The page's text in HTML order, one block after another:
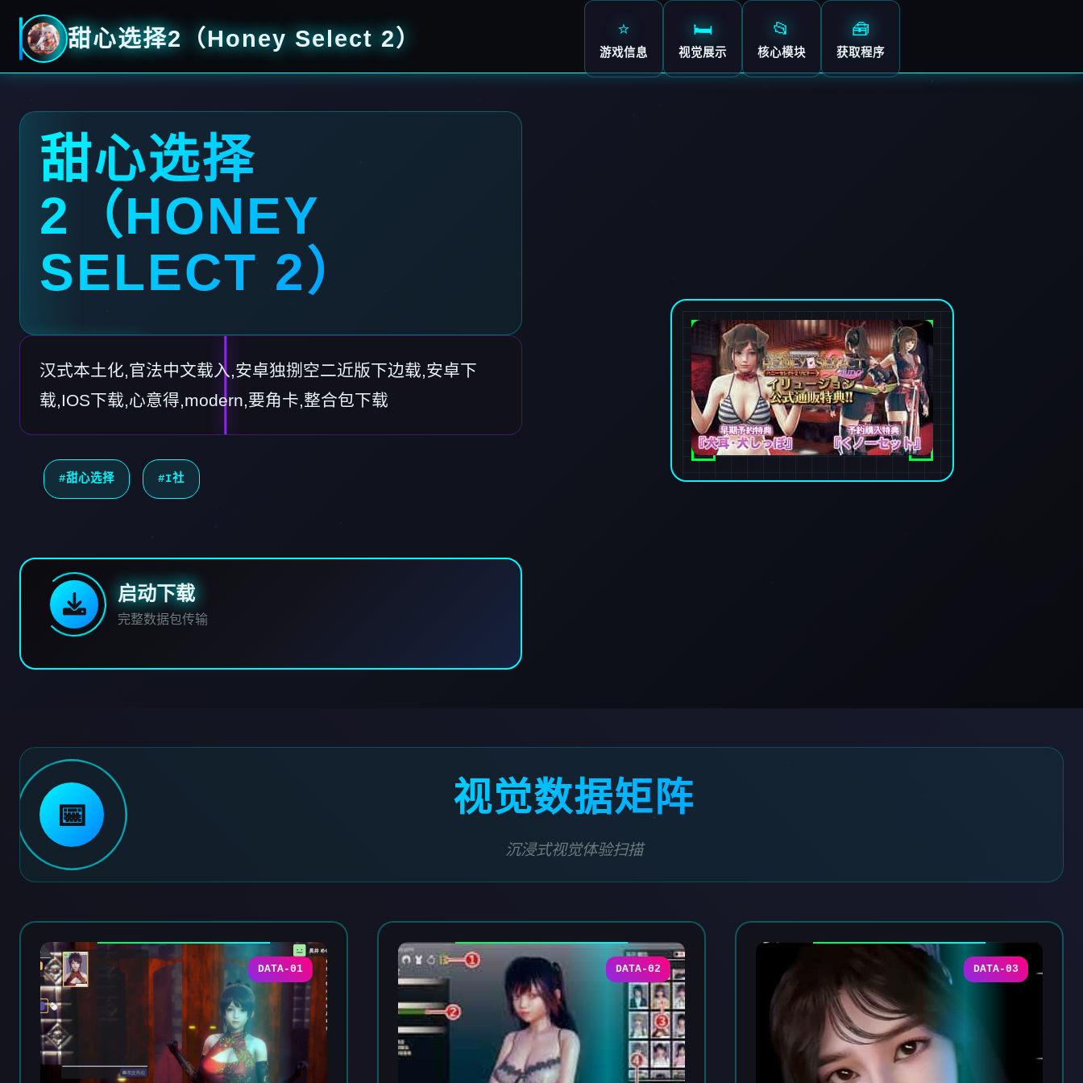
甜心选择2（Honey Select 2） ⭐
游戏信息
🛏️
视觉展示
📂
核心模块
🧰
获取程序
甜心选择
2（HONEY
SELECT 2）
汉式本土化,官法中文载入,安卓独捌空二近版下边载,安卓下
载,IOS下载,心意得,modern,要角卡,整合包下载
#甜心选择 #I社
启动下载
完整数据包传输
📅 视觉数据矩阵
沉浸式视觉体验扫描
DATA-01 DATA-02 DATA-03